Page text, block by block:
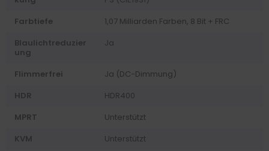
Farbtiefe
1,07 Milliarden Farben, 8 Bit + FRC
Blaulichtreduzier
ung
Ja
Flimmerfrei
Ja (DC-Dimmung)
HDR
HDR400
MPRT
Unterstützt
KVM
Unterstützt